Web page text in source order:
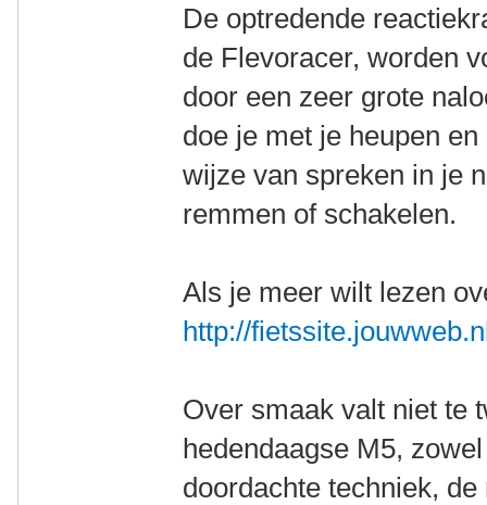
De optredende
de Flevoracer, worden
door een zeer grote
doe je met je heupen
wijze van spreken in je
remmen of schakelen.
Als je meer wilt lezen
http://
Over smaak valt niet te
hedendaagse M5,
doordachte techniek,